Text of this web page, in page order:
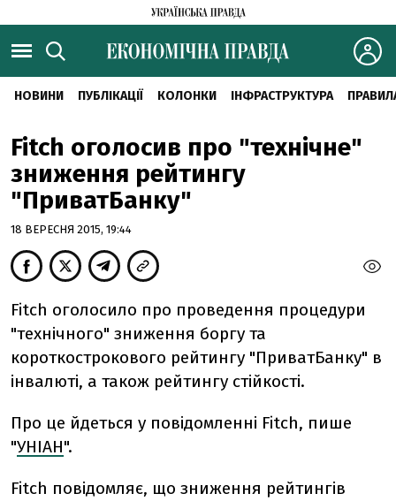
НОВИНИ ПУБЛІКАЦІЇ КОЛОНКИ ІНФРАСТРУКТУРА
Fitch оголосив про "технічне"
зниження рейтингу
"ПриватБанку"
18 ВЕРЕСНЯ 2015, 19:44
Fitch оголосило про проведення процедури
"технічного" зниження боргу та
короткострокового рейтингу "ПриватБанку" в
інвалюті, а також рейтингу стійкості.
Про це йдеться у повідомленні Fitch, пише
"УНІАН".
Fitch повідомляє, що зниження рейтингів